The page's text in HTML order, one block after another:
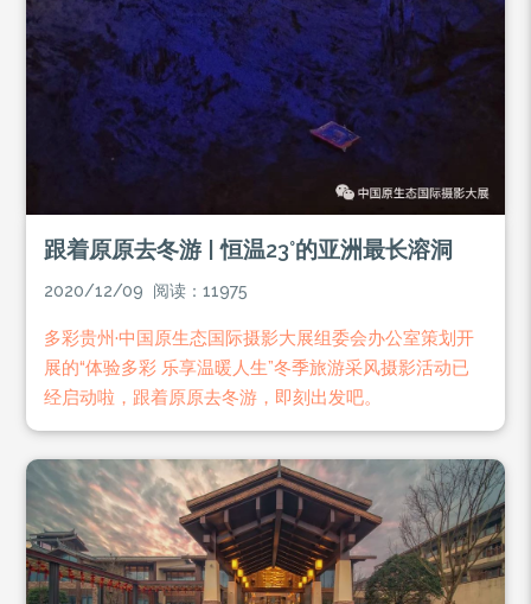
跟着原原去冬游 | 恒温23°的亚洲最长溶洞
2020/12/09 阅读：11975
多彩贵州·中国原生态国际摄影大展组委会办公室策划开
展的“体验多彩 乐享温暖人生”冬季旅游采风摄影活动已
经启动啦，跟着原原去冬游，即刻出发吧。